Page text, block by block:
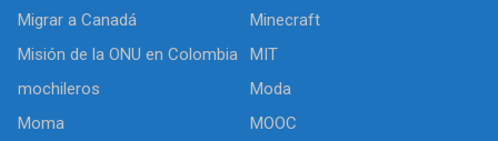
Migrar a Canadá
Minecraft
Misión de la ONU en Colombia
MIT
mochileros
Moda
Moma
MOOC